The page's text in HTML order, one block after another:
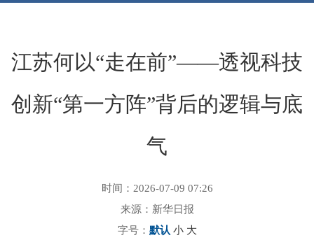
江苏何以“走在前”——透视科技
创新“第一方阵”背后的逻辑与底
气
时间：2026-07-09 07:26
来源：新华日报
字号： 默认 小 大